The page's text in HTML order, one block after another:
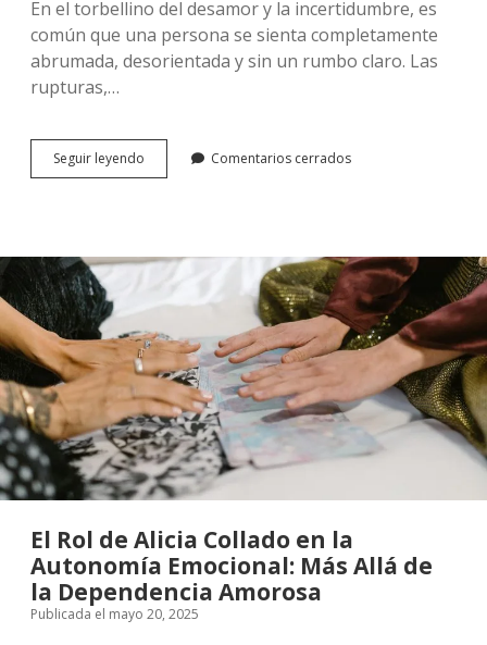
En el torbellino del desamor y la incertidumbre, es
común que una persona se sienta completamente
abrumada, desorientada y sin un rumbo claro. Las
rupturas,…
Seguir leyendo
la
Claridad:
Viaje
Emocional
de
un
Cliente
de
Alicia
Collado
Comentarios cerrados
El Rol de Alicia Collado en la
Autonomía Emocional: Más Allá de
la Dependencia Amorosa
Publicada el mayo 20, 2025